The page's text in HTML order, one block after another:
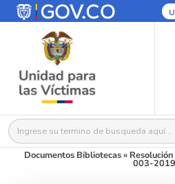
Buscar:
Documentos Bibliotecas»
003-2019